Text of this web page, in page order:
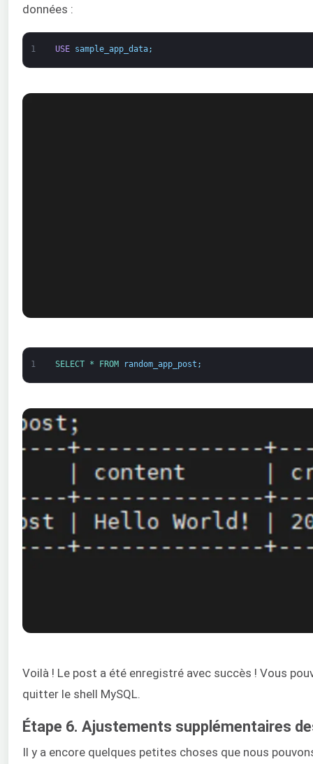
données :
1 USE sample_app_data;
1 SELECT * FROM random_app_post ;
Voilà ! Le post a été enregistré avec succès ! Vous
quitter le shell MySQL.
Étape 6. Ajustements supplémentaires
Il y a encore quelques petites choses que nous